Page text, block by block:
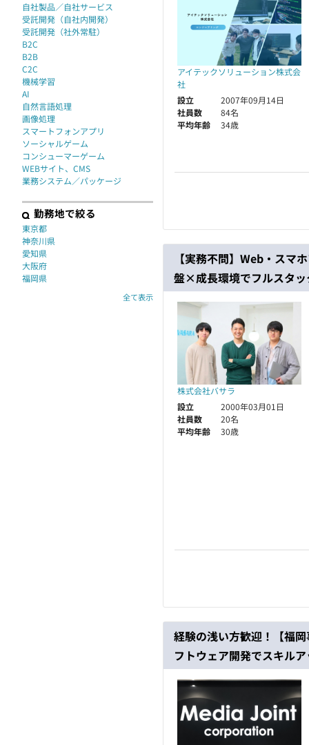
アイテックソリューション株式会
社
設立
2007年09月14日
社員数
84名
平均年齢
34歳
【実務不問】Web・スマ
盤×成長環境でフルスタッ
株式会社バサラ
設立
2000年03月01日
社員数
20名
平均年齢
30歳
経験の浅い方歓迎！【福
フトウェア開発でスキル
自社製品／自社サービス
受託開発（自社内開発）
受託開発（社外常駐）
B2C
B2B
C2C
機械学習
AI
自然言語処理
画像処理
スマートフォンアプリ
ソーシャルゲーム
コンシューマーゲーム
WEBサイト、CMS
業務システム／パッケージ
勤務地で絞る
東京都
神奈川県
愛知県
大阪府
福岡県
全て表示